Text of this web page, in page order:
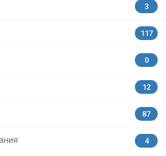
3
117
0
12
87
4